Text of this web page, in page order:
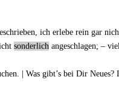
ich erlebe rein gar
sonderlich angeschlagen; ‒
| Was gibt’s bei Dir Neues?